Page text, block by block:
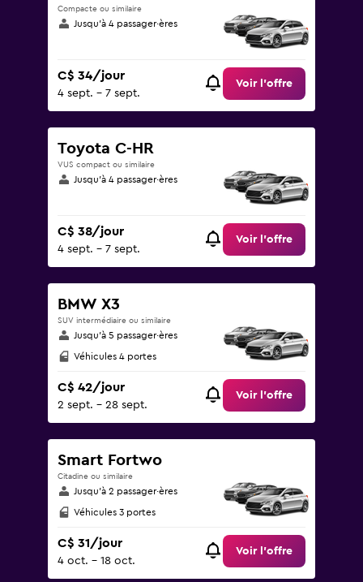
Compacte ou similaire
Jusqu’à 4 passager·ères
C$ 34/jour
4 sept. - 7 sept.
Voir l’offre
Toyota C-HR
VUS compact ou similaire
Jusqu’à 4 passager·ères
C$ 38/jour
4 sept. - 7 sept.
Voir l’offre
BMW X3
SUV intermédiaire ou similaire
Jusqu’à 5 passager·ères
Véhicules 4 portes
C$ 42/jour
2 sept. - 28 sept.
Voir l’offre
Smart Fortwo
Citadine ou similaire
Jusqu’à 2 passager·ères
Véhicules 3 portes
C$ 31/jour
4 oct. - 18 oct.
Voir l’offre